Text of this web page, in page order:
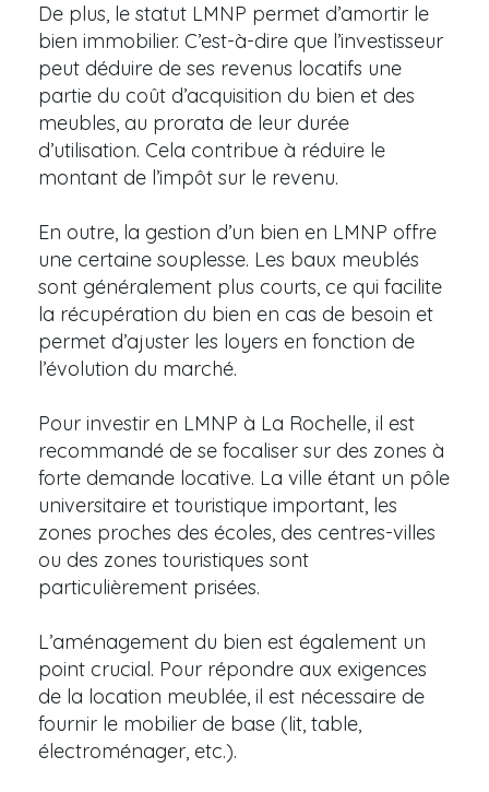
De plus, le statut LMNP permet d’amortir le
bien immobilier. C’est-à-dire que l’investisseur
peut déduire de ses revenus locatifs une
partie du coût d’acquisition du bien et des
meubles, au prorata de leur durée
d’utilisation. Cela contribue à réduire le
montant de l’impôt sur le revenu.
En outre, la gestion d’un bien en LMNP offre
une certaine souplesse. Les baux meublés
sont généralement plus courts, ce qui facilite
la récupération du bien en cas de besoin et
permet d’ajuster les loyers en fonction de
l’évolution du marché.
Pour investir en LMNP à La Rochelle, il est
recommandé de se focaliser sur des zones à
forte demande locative. La ville étant un pôle
universitaire et touristique important, les
zones proches des écoles, des centres-villes
ou des zones touristiques sont
particulièrement prisées.
L’aménagement du bien est également un
point crucial. Pour répondre aux exigences
de la location meublée, il est nécessaire de
fournir le mobilier de base (lit, table,
électroménager, etc.).